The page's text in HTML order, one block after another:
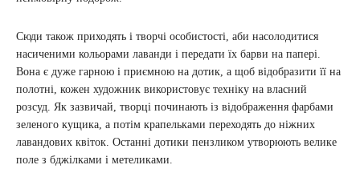
Сюди також приходять і творчі особистості, аби насолодитися
насиченими кольорами лаванди і передати їх барви на папері.
Вона є дуже гарною і приємною на дотик, а щоб відобразити її на
полотні, кожен художник використовує техніку на власний
розсуд. Як зазвичай, творці починають із відображення фарбами
зеленого кущика, а потім крапельками переходять до ніжних
лавандових квіток. Останні дотики пензликом утворюють велике
поле з бджілками і метеликами.